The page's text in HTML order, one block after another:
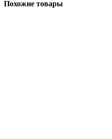
Похожие товары